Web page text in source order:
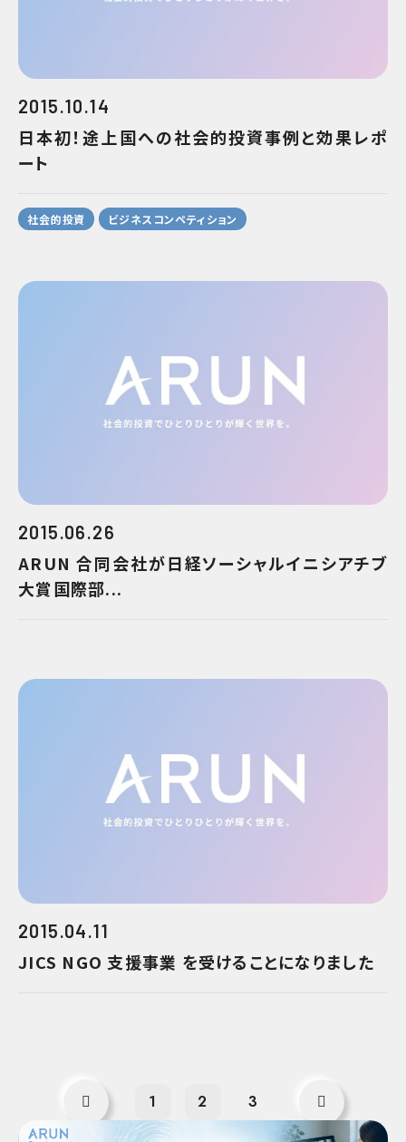
2015.10.14
日本初！途上国への社会的投資事例と効果レポ
ート
社会的投資 ビジネスコンペティション
2015.06.26
ARUN 合同会社が日経ソーシャルイニシアチブ
大賞国際部...
2015.04.11
JICS NGO 支援事業 を受けることになりました
1 2 3